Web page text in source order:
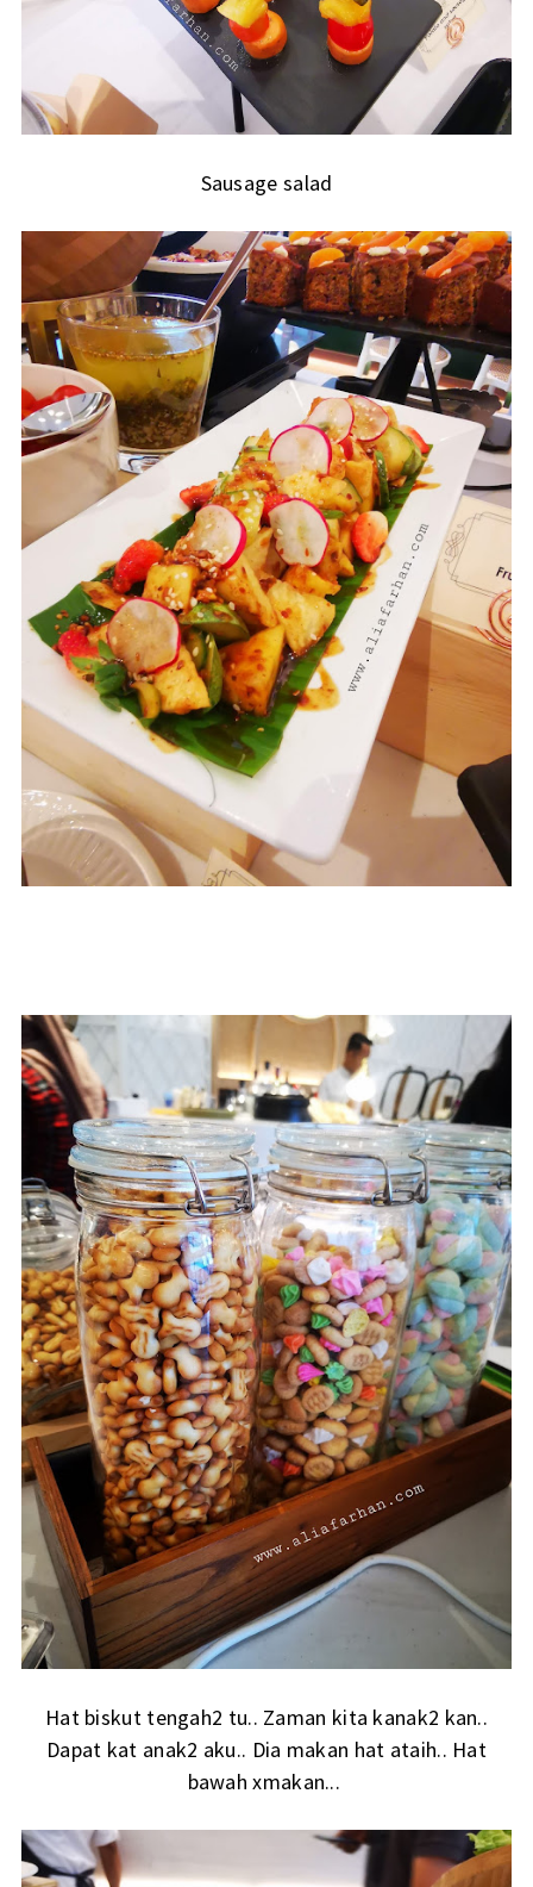
Sausage salad
Hat biskut tengah2 tu.. Zaman kita kanak2 kan..
Dapat kat anak2 aku.. Dia makan hat ataih.. Hat
bawah xmakan...